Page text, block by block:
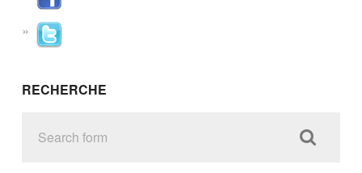
RECHERCHE